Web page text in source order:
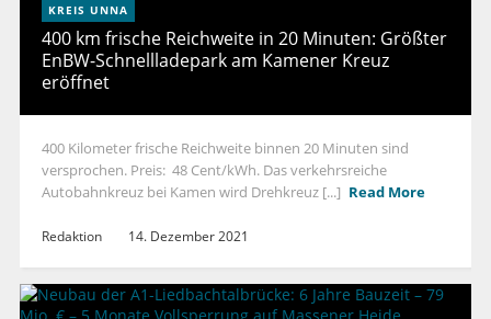
KREIS UNNA
400 km frische Reichweite in 20 Minuten: Größter
EnBW-Schnellladepark am Kamener Kreuz
eröffnet
400 Kilometer frische Reichweite binnen 20 Minuten sind
versprochen. Preis: 48 Cent/kWh. Das verkehrsreiche
Autobahnkreuz bei Kamen wird Drehkreuz [...] Read More
Redaktion 14. Dezember 2021